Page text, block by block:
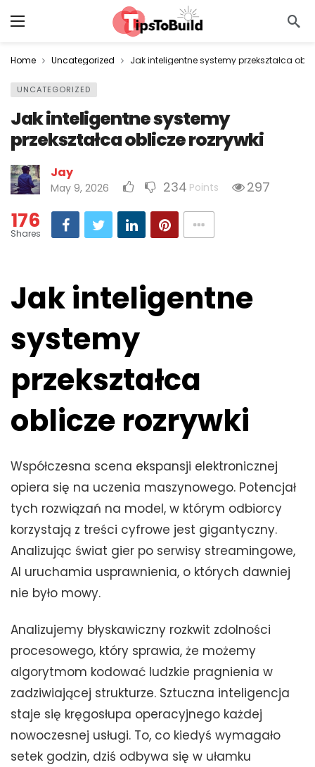
Home Uncategorized Jak inteligentne systemy przekształca
UNCATEGORIZED
Jak inteligentne systemy
przekształca oblicze rozrywki
Jay
May 9, 2026 234 Points 297
176
Shares
Jak inteligentne
systemy
przekształca
oblicze rozrywki
Współczesna scena ekspansji elektronicznej
opiera się na uczenia maszynowego. Potencjał
tych rozwiązań na model, w którym odbiorcy
korzystają z treści cyfrowe jest gigantyczny.
Analizując świat gier po serwisy streamingowe,
AI uruchamia usprawnienia, o których dawniej
nie było mowy.
Analizujemy błyskawiczny rozkwit zdolności
procesowego, który sprawia, że możemy
algorytmom kodować ludzkie pragnienia w
zadziwiającej strukturze. Sztuczna inteligencja
staje się kręgosłupa operacyjnego każdej
nowoczesnej usługi. To, co kiedyś wymagało
setek godzin, dziś odbywa się w ułamku